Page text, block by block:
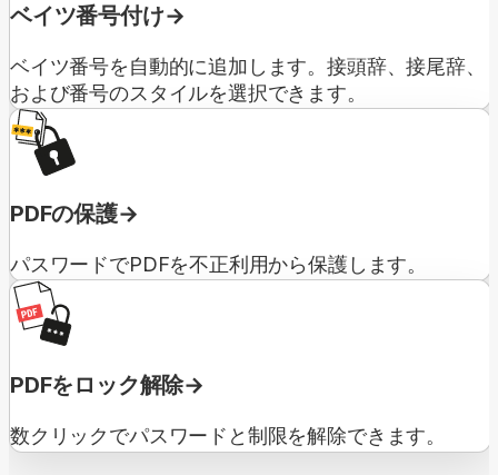
ベイツ番号付け
ベイツ番号を自動的に追加します。接頭辞、接尾辞、
および番号のスタイルを選択できます。
PDFの保護
パスワードでPDFを不正利用から保護します。
PDFをロック解除
数クリックでパスワードと制限を解除できます。